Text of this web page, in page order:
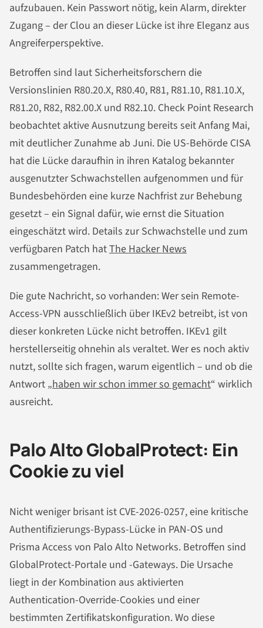
aufzubauen. Kein Passwort nötig, kein Alarm, direkter
Zugang – der Clou an dieser Lücke ist ihre Eleganz aus
Angreiferperspektive.
Betroffen sind laut Sicherheitsforschern die
Versionslinien R80.20.X, R80.40, R81, R81.10, R81.10.X,
R81.20, R82, R82.00.X und R82.10. Check Point Research
beobachtet aktive Ausnutzung bereits seit Anfang Mai,
mit deutlicher Zunahme ab Juni. Die US-Behörde CISA
hat die Lücke daraufhin in ihren Katalog bekannter
ausgenutzter Schwachstellen aufgenommen und für
Bundesbehörden eine kurze Nachfrist zur Behebung
gesetzt – ein Signal dafür, wie ernst die Situation
eingeschätzt wird. Details zur Schwachstelle und zum
verfügbaren Patch hatThe Hacker News
zusammengetragen.
Die gute Nachricht, so vorhanden: Wer sein Remote-
Access-VPN ausschließlich über IKEv2 betreibt, ist von
dieser konkreten Lücke nicht betroffen. IKEv1 gilt
herstellerseitig ohnehin als veraltet. Wer es noch aktiv
nutzt, sollte sich fragen, warum eigentlich – und ob die
Antwort „haben wir schon immer so gemacht“ wirklich
ausreicht.
Palo Alto GlobalProtect: Ein
Cookie zu viel
Nicht weniger brisant ist CVE-2026-0257, eine kritische
Authentifizierungs-Bypass-Lücke in PAN-OS und
Prisma Access von Palo Alto Networks. Betroffen sind
GlobalProtect-Portale und -Gateways. Die Ursache
liegt in der Kombination aus aktivierten
Authentication-Override-Cookies und einer
bestimmten Zertifikatskonfiguration. Wo diese